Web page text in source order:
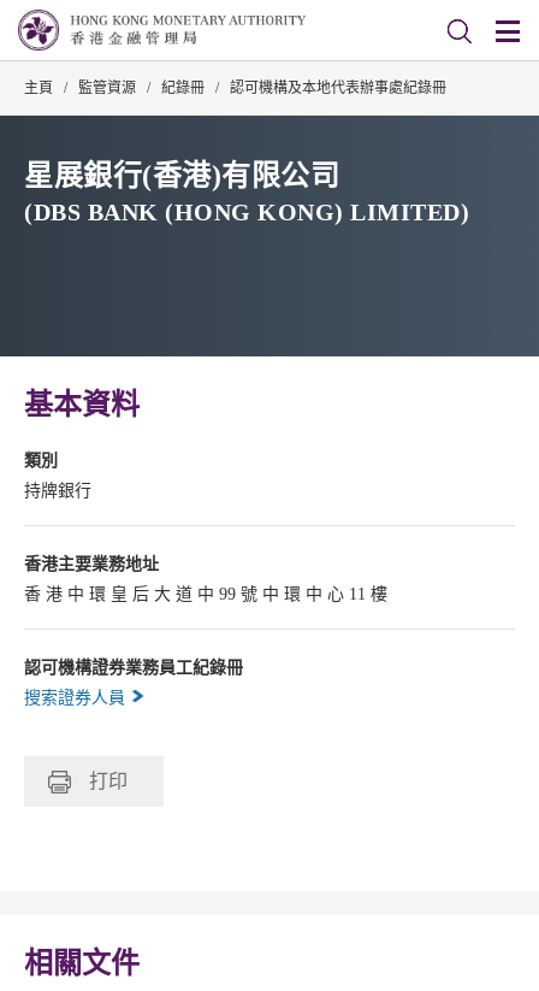
主頁 / 監管資源 / 紀錄冊 / 認可機構及本地代表辦事處紀錄冊
星展銀行(香港)有限公司
(DBS BANK (HONG KONG) LIMITED)
基本資料
類別
持牌銀行
香港主要業務地址
香 港 中 環 皇 后 大 道 中 99 號 中 環 中 心 11 樓
認可機構證券業務員工紀錄冊
搜索證券人員
打印
相關文件